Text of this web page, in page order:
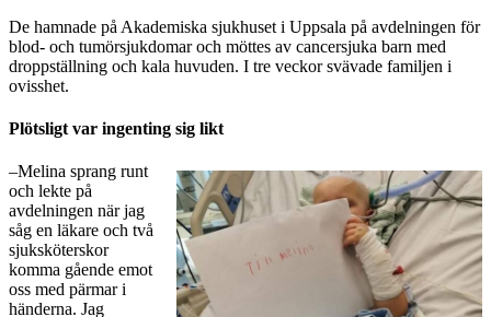
De hamnade på Akademiska sjukhuset i Uppsala på avdelningen för
blod- och tumörsjukdomar och möttes av cancersjuka barn med
droppställning och kala huvuden. I tre veckor svävade familjen i
ovisshet.
Plötsligt var ingenting sig likt
–Melina sprang runt
och lekte på
avdelningen när jag
såg en läkare och två
sjuksköterskor
komma gående emot
oss med pärmar i
händerna. Jag